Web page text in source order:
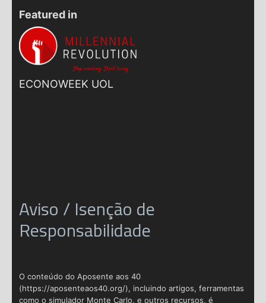
Featured in
ECONOWEEK UOL
Aviso / Isenção de
Responsabilidade
O conteúdo do Aposente aos 40
(https://aposenteaos40.org/), incluindo artigos, ferramentas
como o simulador Monte Carlo, e outros recursos, é